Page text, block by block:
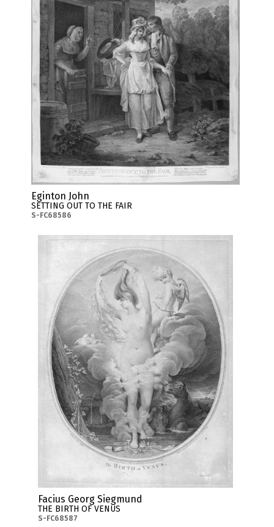
Eginton John
SETTING OUT TO THE FAIR
S-FC68586
Facius Georg Siegmund
THE BIRTH OF VENUS
S-FC68587